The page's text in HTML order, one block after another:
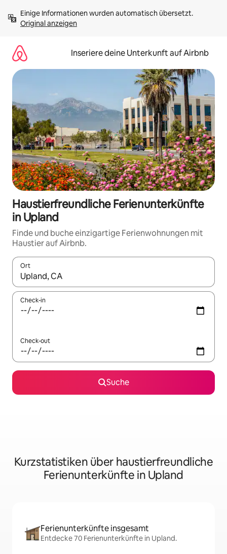
Inhalten
springenOriginal anzeigen
Inseriere deine Unterkunft auf Airbnb
Haustierfreundliche Ferienunterkünfte
in Upland
Finde und buche einzigartige Ferienwohnungen mit
Haustier auf Airbnb.
Ort
Wenn Ergebnisse verfügbar sind, navigiere mit den
Check-in
Check-out
Suche
Kurzstatistiken über haustierfreundliche
Ferienunterkünfte in Upland
Ferienunterkünfte insgesamt
Entdecke 70 Ferienunterkünfte in Upland.